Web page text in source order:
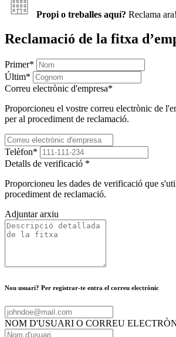
Propi o treballes aquí? Reclama ara!
Reclamació de la fitxa
Primer*
Últim*
Correu electrònic d'empresa*
Proporcioneu el vostre correu electrònic de
per al procediment de reclamació.
Telèfon*
Detalls de verificació *
Proporcioneu les dades de verificació que
procediment de reclamació.
Adjuntar arxiu
Nou usuari? Per registrar-te entra el correu electrònic
NOM D'USUARI O CORREU